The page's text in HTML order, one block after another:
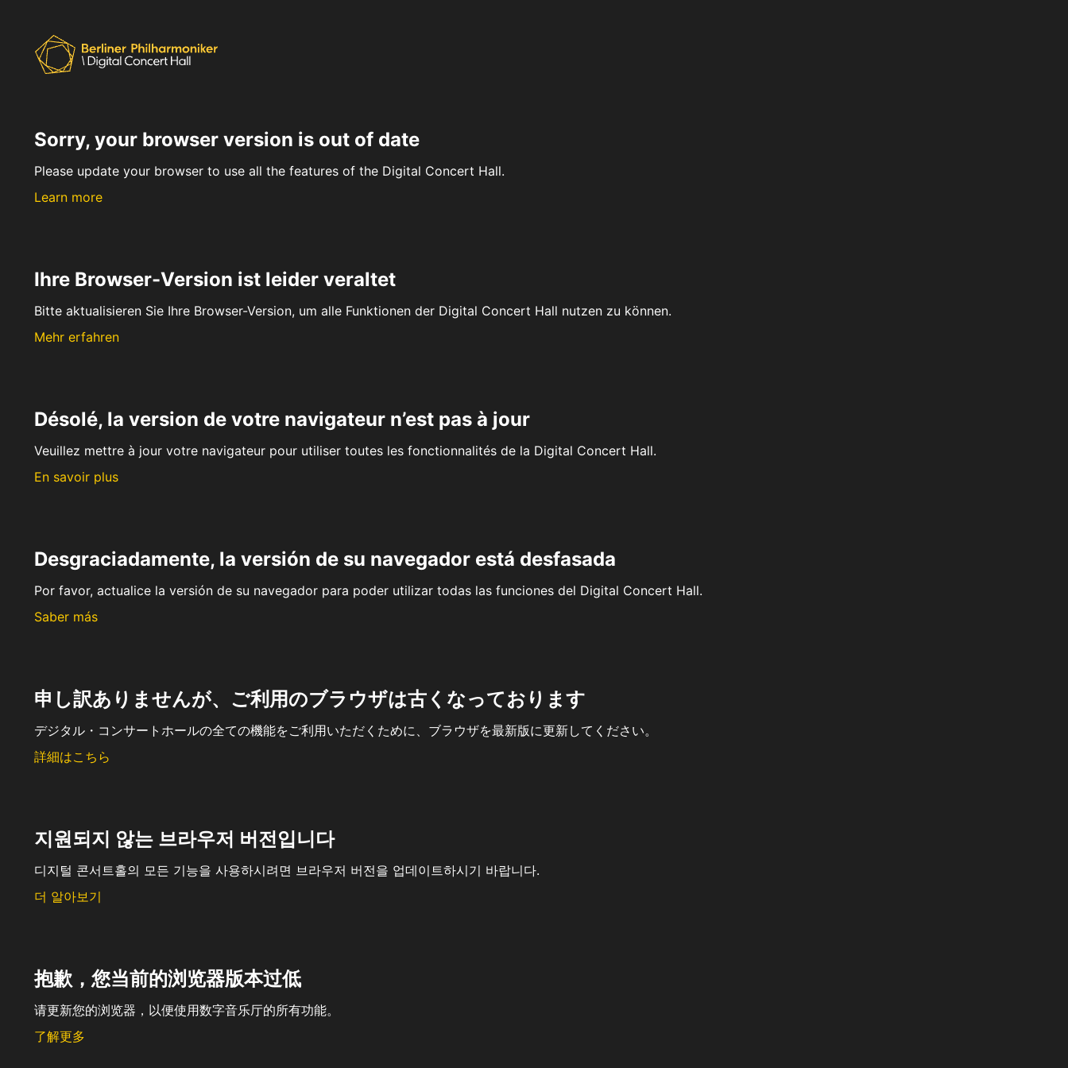
Sorry, your browser version is out of date
Please update your browser to use all the features of the Digital Concert Hall.
Learn more
Ihre Browser-Version ist leider veraltet
Bitte aktualisieren Sie Ihre Browser-Version, um alle Funktionen der Digital Concert Hall nutzen zu können.
Mehr erfahren
Désolé, la version de votre navigateur n’est pas à jour
Veuillez mettre à jour votre navigateur pour utiliser toutes les fonctionnalités de la Digital Concert Hall.
En savoir plus
Desgraciadamente, la versión de su navegador está desfasada
Por favor, actualice la versión de su navegador para poder utilizar todas las funciones del Digital Concert Hall.
Saber más
申し訳ありませんが、ご利用のブラウザは古くなっております
デジタル・コンサートホールの全ての機能をご利用いただくために、ブラウザを最新版に更新してください。
詳細はこちら
지원되지 않는 브라우저 버전입니다
디지털 콘서트홀의 모든 기능을 사용하시려면 브라우저 버전을 업데이트하시기 바랍니다.
더 알아보기
抱歉，您当前的浏览器版本过低
请更新您的浏览器，以便使用数字音乐厅的所有功能。
了解更多